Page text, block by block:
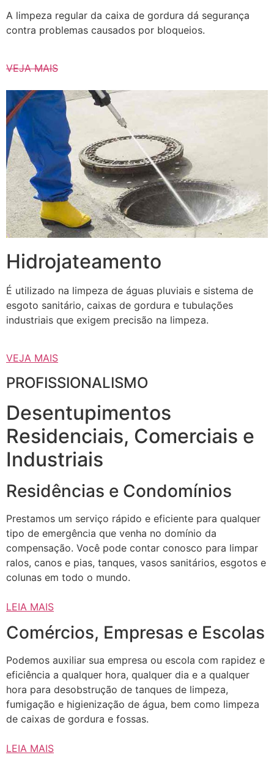
A limpeza regular da caixa de gordura dá segurança
contra problemas causados ​​por bloqueios.
VEJA MAIS
Hidrojateamento
É utilizado na limpeza de águas pluviais e sistema de
esgoto sanitário, caixas de gordura e tubulações
industriais que exigem precisão na limpeza.
VEJA MAIS
PROFISSIONALISMO
Desentupimentos
Residenciais, Comerciais e
Industriais
Residências e Condomínios
Prestamos um serviço rápido e eficiente para qualquer
tipo de emergência que venha no domínio da
compensação. Você pode contar conosco para limpar
ralos, canos e pias, tanques, vasos sanitários, esgotos e
colunas em todo o mundo.
LEIA MAIS
Comércios, Empresas e Escolas
Podemos auxiliar sua empresa ou escola com rapidez e
eficiência a qualquer hora, qualquer dia e a qualquer
hora para desobstrução de tanques de limpeza,
fumigação e higienização de água, bem como limpeza
de caixas de gordura e fossas.
LEIA MAIS